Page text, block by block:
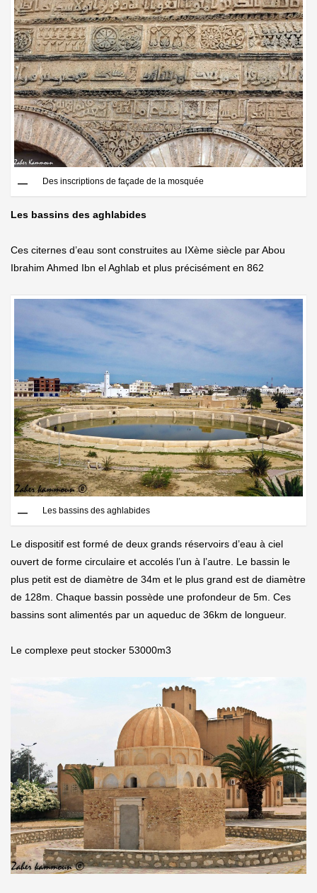
Des inscriptions de façade de la mosquée
Les bassins des aghlabides
Ces citernes d’eau sont construites au IXème siècle par Abou
Ibrahim Ahmed Ibn el Aghlab et plus précisément en 862
Les bassins des aghlabides
Le dispositif est formé de deux grands réservoirs d’eau à ciel
ouvert de forme circulaire et accolés l’un à l’autre. Le bassin le
plus petit est de diamètre de 34m et le plus grand est de diamètre
de 128m. Chaque bassin possède une profondeur de 5m. Ces
bassins sont alimentés par un aqueduc de 36km de longueur.
Le complexe peut stocker 53000m3